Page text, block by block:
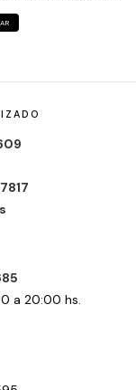
a 20:00 hs.